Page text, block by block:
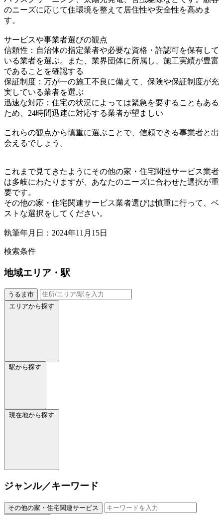
のニーズに応じて住環境を整えて居住性や安全性を高めま
す。
サービスや事業者選びの観点
信頼性：自治体の指定業者や必要な資格・許認可を保有して
いる業者を選ぶ。また、業界団体に所属し、施工実績が豊富
であることを確認する
保証制度：万が一の施工不良に備えて、保険や保証制度が充
実している業者を選ぶ
迅速な対応：住宅の状況によっては緊急を要することもある
ため、24時間迅速に対応する業者が望ましい
これらの観点から慎重に選ぶことで、信頼できる事業者と出
会えるでしょう。
これまで見てきたようにその他の家・住宅関連サービス業者
は多岐にわたりますが、あなたのニーズに合わせた選択が重
要です。
その他の家・住宅関連サービス業者選びは慎重に行って、ベ
ストな選択をしてください。
執筆年月日：2024年11月15日
検索条件
地域エリア・駅
うるま市
エリアから探す
駅から探す
現在地から探す
ジャンル／キーワード
その他の家・住宅関連サービス